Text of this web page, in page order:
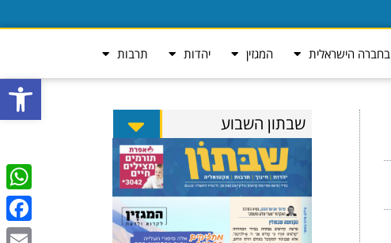
פתח
בחברה הישראלית המגזין יהדות תרבות
שבתון השבוע